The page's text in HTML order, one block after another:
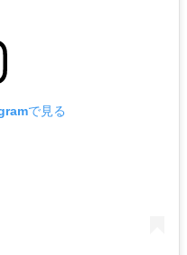
で見る